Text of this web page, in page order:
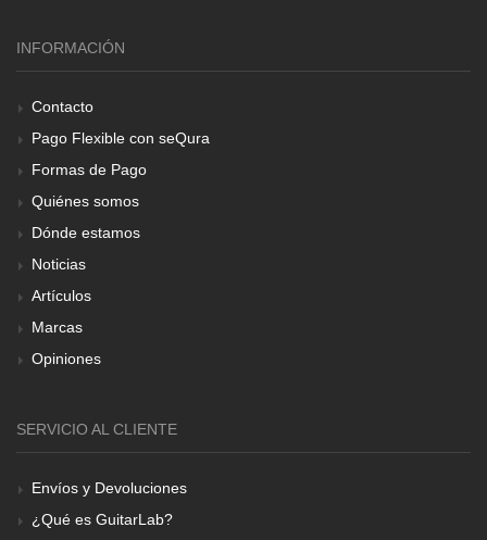
INFORMACIÓN
Contacto
Pago Flexible con seQura
Formas de Pago
Quiénes somos
Dónde estamos
Noticias
Artículos
Marcas
Opiniones
SERVICIO AL CLIENTE
Envíos y Devoluciones
¿Qué es GuitarLab?